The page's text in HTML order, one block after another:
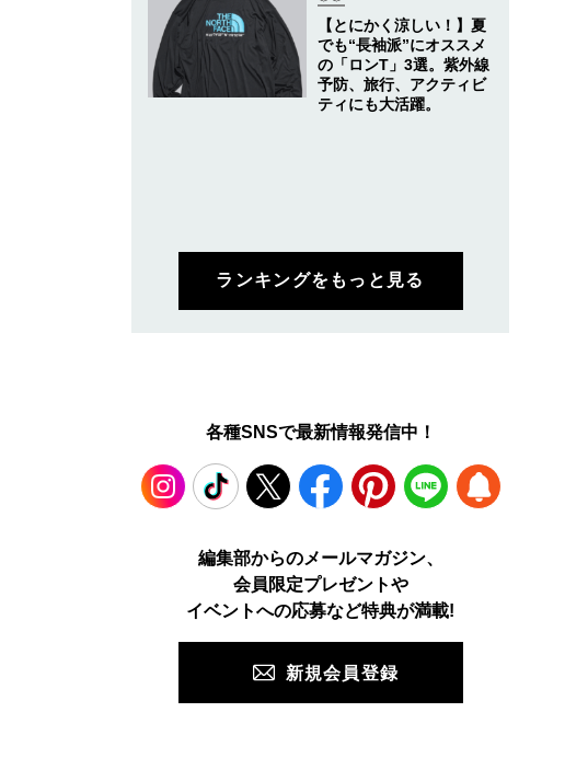
【とにかく涼しい！】夏
でも“長袖派”にオススメ
の「ロンT」3選。紫外線
予防、旅行、アクティビ
ティにも大活躍。
ランキングをもっと見る
各種SNSで最新情報発信中！
TikTok Facebook Pinterest LINE
編集部からのメールマガジン、
会員限定プレゼントや
イベントへの応募など特典が満載!
新規会員登録